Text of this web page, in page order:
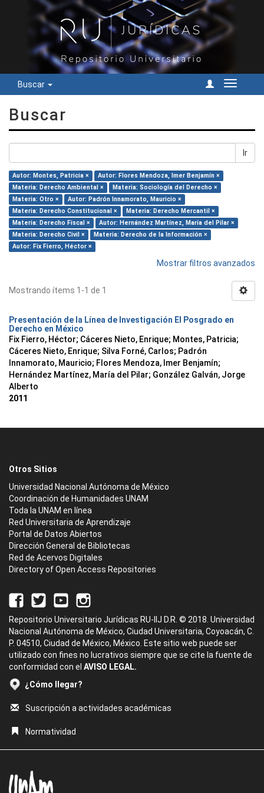
Buscar
Cambiar
Buscar
Ir
Autor: Montes, Patricia ×
Autor: Flores Mendoza, Imer Benjamín ×
Materia: Derecho Ambiental ×
Materia: Sociología del Derecho ×
Materia: Otro ×
Autor: Padrón Innamorato, Mauricio ×
Materia: Derecho Constitucional ×
Materia: Derecho Mercantil ×
Materia: Derecho Fiscal ×
Autor: Hernández Martínez, María del Pilar ×
Materia: Derecho Civil ×
Materia: Derecho de la Información ×
Autor: Fix Fierro, Héctor ×
Mostrar filtros avanzados
Mostrando ítems 1-1 de 1
Presentación de la Línea de Investigación El Posgrado en
Derecho en México
Fix Fierro, Héctor; Cáceres Nieto, Enrique; Montes, Patricia;
Cáceres Nieto, Enrique; Silva Forné, Carlos; Padrón
Innamorato, Mauricio; Flores Mendoza, Imer Benjamín;
Hernández Martínez, María del Pilar; González Galván, Jorge
Alberto
2011
Otros Sitios
Universidad Nacional Autónoma de México
Coordinación de Humanidades UNAM
Toda la UNAM en línea
Red Universitaria de Aprendizaje
Portal de Datos Abiertos
Dirección General de Bibliotecas
Red de Acervos Digitales
Directory of Open Access Repositories
Repositorio Universitario Jurídicas RU-IIJ D.R. © 2018. Universidad
Nacional Autónoma de México, Ciudad Universitaria, Coyoacán, C.
P. 04510, Ciudad de México, México. Este sitio web puede ser
utilizado con fines no lucrativos siempre que se cite la fuente de
conformidad con el AVISO LEGAL.
¿Cómo llegar?
Suscripción a actividades académicas
Normatividad